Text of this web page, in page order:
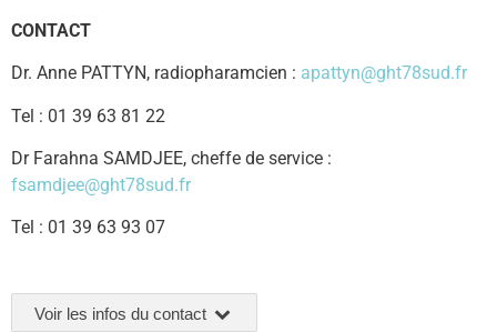
CONTACT
Dr. Anne PATTYN, radiopharamcien : apattyn@ght78sud.fr
Tel : 01 39 63 81 22
Dr Farahna SAMDJEE, cheffe de service :
fsamdjee@ght78sud.fr
Tel : 01 39 63 93 07
Voir les infos du contact